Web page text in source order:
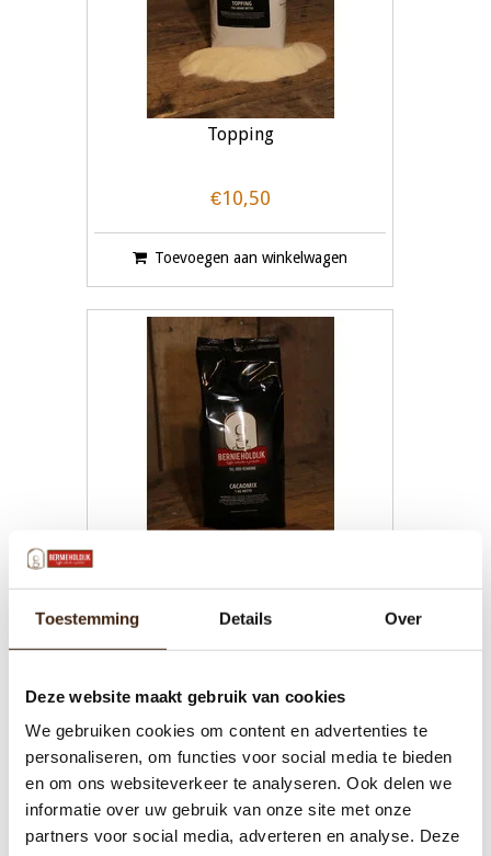
Toestemming Details Over
Deze website maakt gebruik van cookies
We gebruiken cookies om content en advertenties te
personaliseren, om functies voor social media te bieden
en om ons websiteverkeer te analyseren. Ook delen we
informatie over uw gebruik van onze site met onze
partners voor social media, adverteren en analyse. Deze
Topping
€10,50
Toevoegen aan winkelwagen
Choco Cacaomix
Toevoegen aan winkelwagen